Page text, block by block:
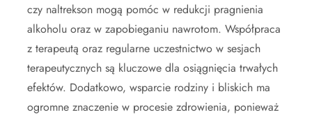
czy naltrekson mogą pomóc w redukcji pragnienia
alkoholu oraz w zapobieganiu nawrotom. Współpraca
z terapeutą oraz regularne uczestnictwo w sesjach
terapeutycznych są kluczowe dla osiągnięcia trwałych
efektów. Dodatkowo, wsparcie rodziny i bliskich ma
ogromne znaczenie w procesie zdrowienia, ponieważ